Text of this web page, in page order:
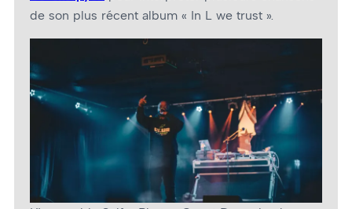
de son plus récent album « In L we trust ».